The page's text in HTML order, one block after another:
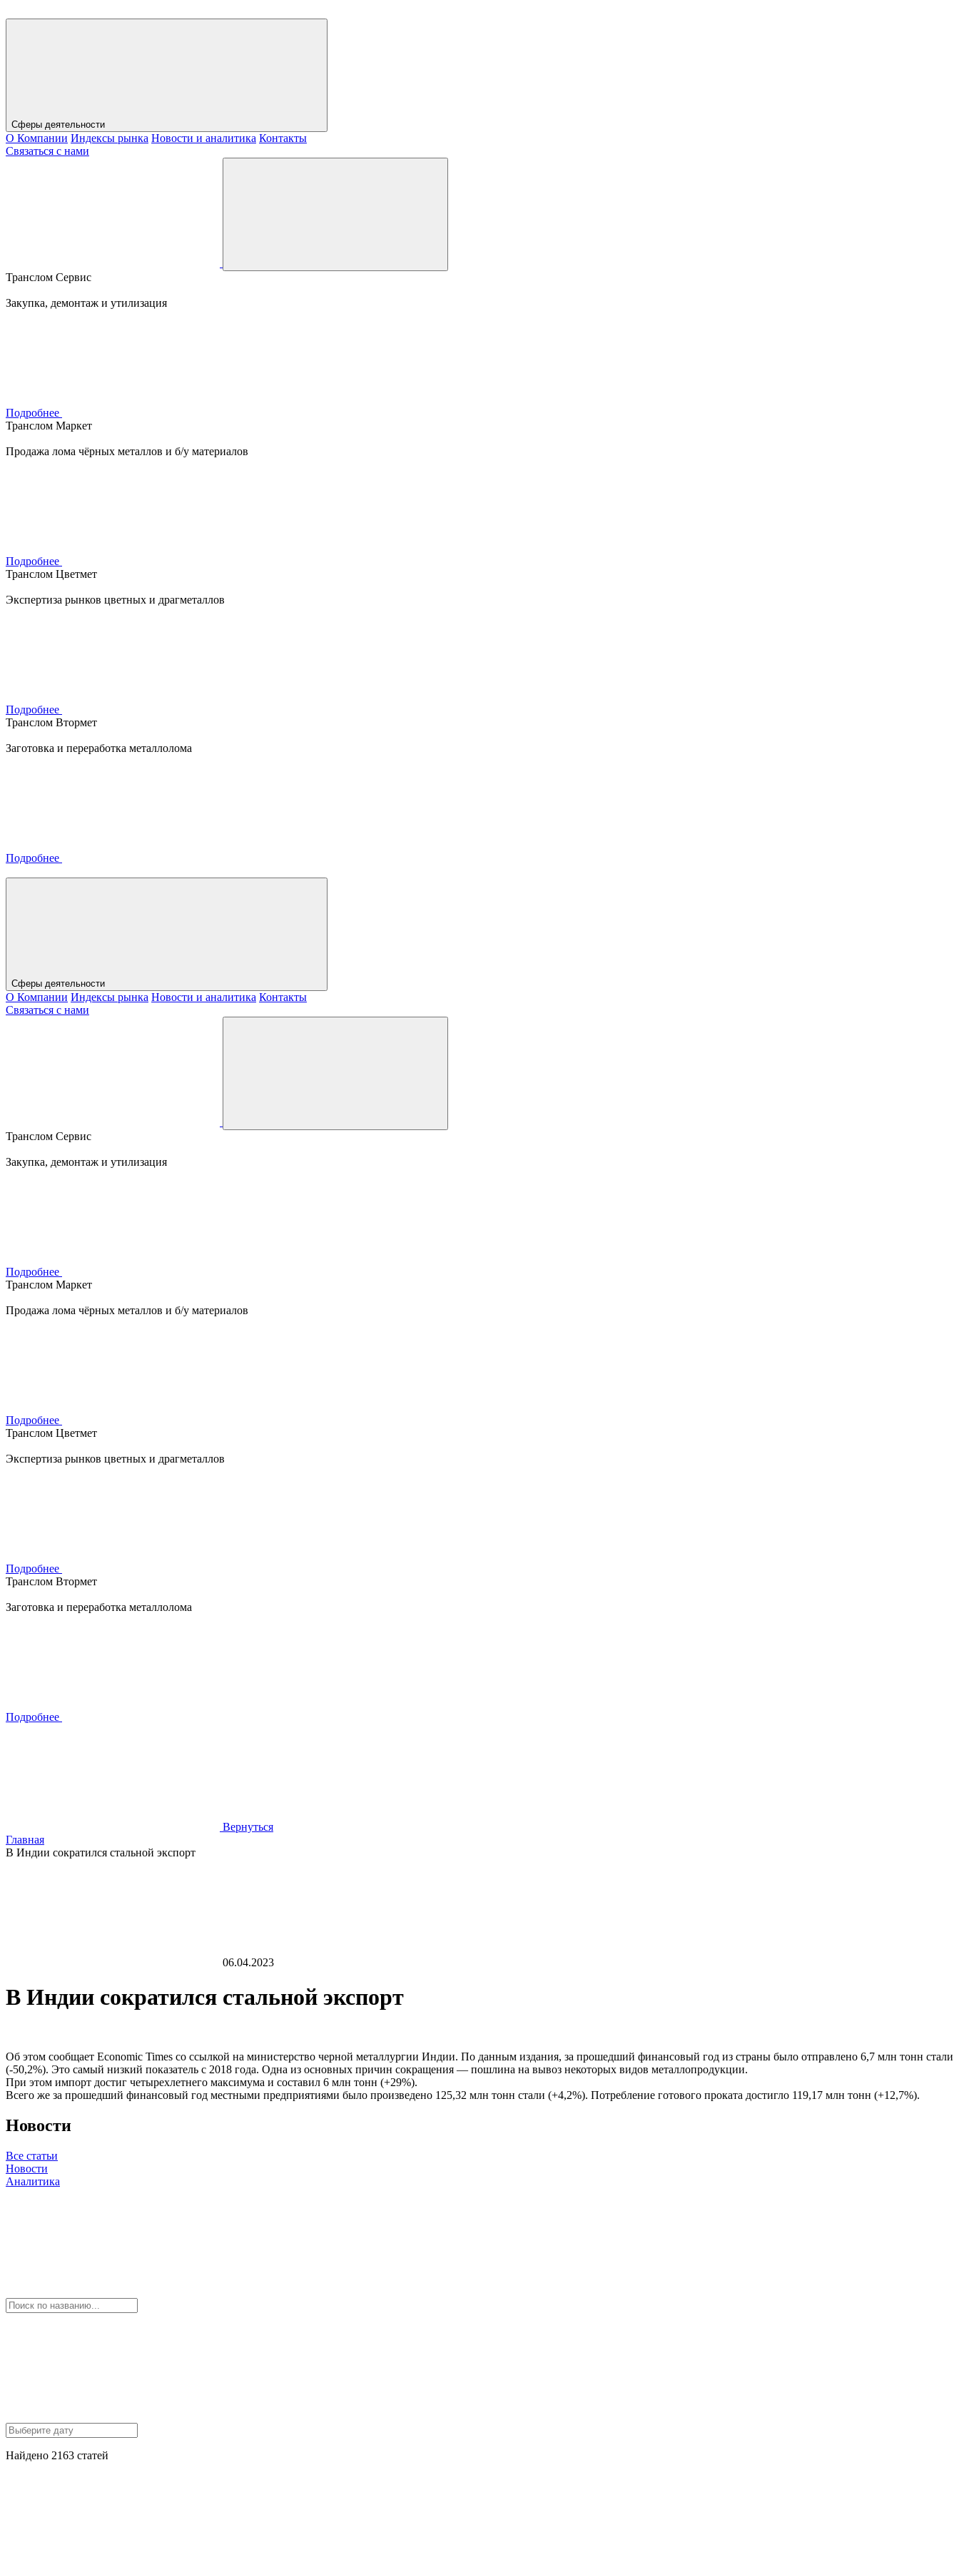
Сферы деятельности
О Компании Индексы рынка Новости и аналитика Контакты
Связаться с нами
Транслом Сервис
Закупка, демонтаж и утилизация
Подробнее
Транслом Маркет
Продажа лома чёрных металлов и б/у материалов
Подробнее
Транслом Цветмет
Экспертиза рынков цветных и драгметаллов
Подробнее
Транслом Втормет
Заготовка и переработка металлолома
Подробнее
Сферы деятельности
О Компании Индексы рынка Новости и аналитика Контакты
Связаться с нами
Транслом Сервис
Закупка, демонтаж и утилизация
Подробнее
Транслом Маркет
Продажа лома чёрных металлов и б/у материалов
Подробнее
Транслом Цветмет
Экспертиза рынков цветных и драгметаллов
Подробнее
Транслом Втормет
Заготовка и переработка металлолома
Подробнее
Вернуться
Главная
В Индии сократился стальной экспорт
06.04.2023
В Индии сократился стальной экспорт
Об этом сообщает Economic Times со ссылкой на министерство черной металлургии Индии. По данным издания, за прошедший финансовый год из страны было отправлено 6,7 млн тонн стали
(-50,2%). Это самый низкий показатель с 2018 года. Одна из основных причин сокращения — пошлина на вывоз некоторых видов металлопродукции.
При этом импорт достиг четырехлетнего максимума и составил 6 млн тонн (+29%).
Всего же за прошедший финансовый год местными предприятиями было произведено 125,32 млн тонн стали (+4,2%). Потребление готового проката достигло 119,17 млн тонн (+12,7%).
Новости
Все статьи
Новости
Аналитика
Найдено 2163 статей